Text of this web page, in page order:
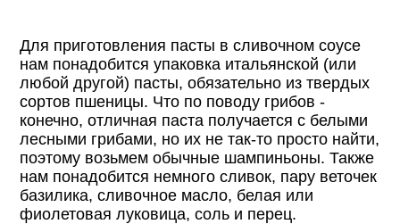
Для приготовления пасты в сливочном соусе
нам понадобится упаковка итальянской (или
любой другой) пасты, обязательно из твердых
сортов пшеницы. Что по поводу грибов -
конечно, отличная паста получается с белыми
лесными грибами, но их не так-то просто найти,
поэтому возьмем обычные шампиньоны. Также
нам понадобится немного сливок, пару веточек
базилика, сливочное масло, белая или
фиолетовая луковица, соль и перец.